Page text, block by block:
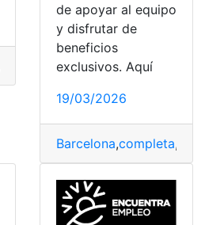
Ofertas de Trabajo
de apoyar al equipo
y disfrutar de
beneficios
exclusivos. Aquí
19/03/2026
Barcelona,completa,